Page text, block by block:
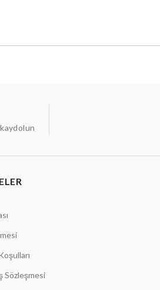
Sözleşmesi